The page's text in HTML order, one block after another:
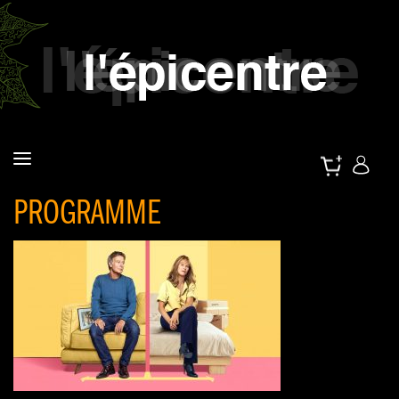
PROGRAMME